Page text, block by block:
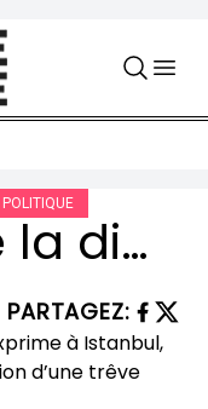
POLITIQUE
Pendant que la diplomatie s’exprime à Istanbul, la Russie frappe : disséquer l’illusion d’une trêve
PARTAGEZ: